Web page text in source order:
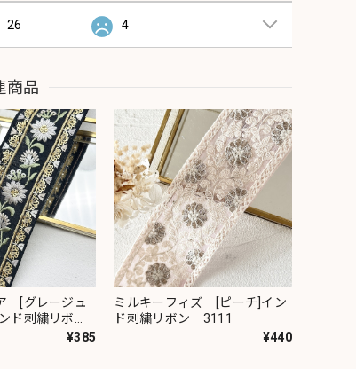
26 4
商品
[グレージュ
ド刺繍リボ
¥385
ミルキーフィズ [ピーチ]イン
ド刺繍リボン 3111
¥440